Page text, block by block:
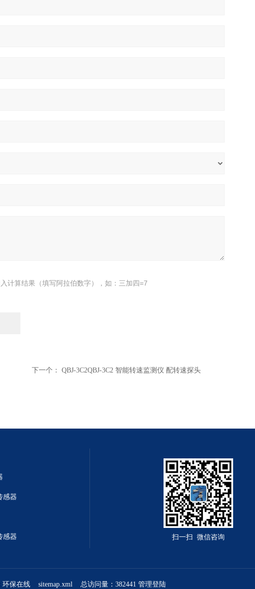
计算结果（填写阿拉伯数字），如：三加四=7
下一个： QBJ-3C2QBJ-3C2 智能转速监测仪 配转速探头
感器
感器 扫一扫 微信咨询
环保在线 sitemap.xml 总访问量：382441 管理登陆